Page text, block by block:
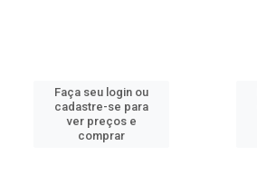
Faça seu login ou
cadastre-se para
ver preços e
comprar